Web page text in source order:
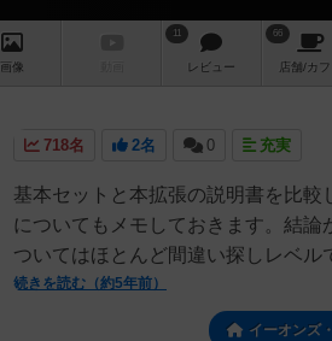
画像
11
レビュー
66
店舗/カフ
718名 2名 0 充実
基本セットと本拡張の説明書を比
についてもメモしておきます。結
ついてはほとんど間違い探しレベ
続きを読む（約5年前）
イーオンズ